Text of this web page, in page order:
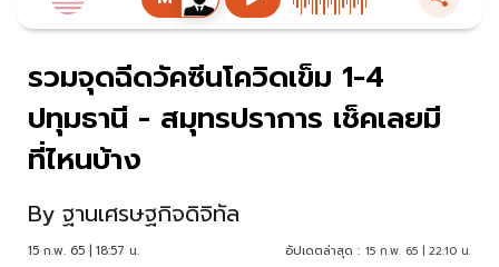
รวมจุดฉีดวัคซีนโควิดเข็ม 1-4
ปทุมธานี - สมุทรปราการ เช็คเลยมี
ที่ไหนบ้าง
By ฐานเศรษฐกิจดิจิทัล
15 ก.พ. 65 | 18:57 น. อัปเดตล่าสุด : 15 ก.พ. 65 | 22:10 น.